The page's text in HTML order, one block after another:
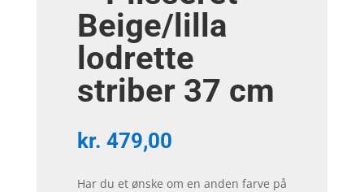
Beige/lilla
lodrette
striber 37 cm
kr. 479,00
Har du et ønske om en anden farve på